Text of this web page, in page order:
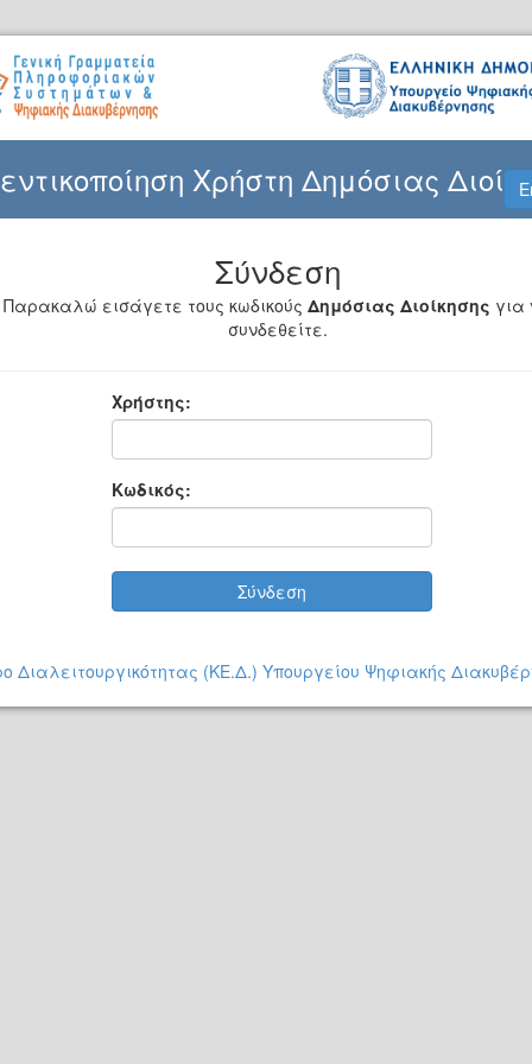
Χρήστη Δημόσιας
Σύνδεση
Παρακαλώ εισάγετε τους κωδικούς Δημόσιας Διοίκησης για
συνδεθείτε.
Χρήστης:
Κωδικός:
Σύνδεση
Διαλειτουργικότητας (ΚΕ.Δ.) Υπουργείου Ψηφιακής